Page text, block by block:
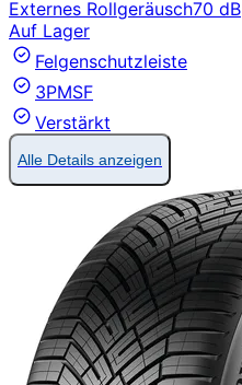
Externes Rollgeräusch70 dB
Auf Lager
Felgenschutzleiste
3PMSF
Verstärkt
Alle Details anzeigen